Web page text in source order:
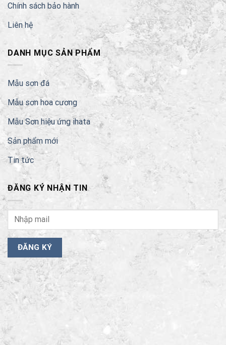
Chính sách bảo hành
Liên hệ
DANH MỤC SẢN PHẨM
Mẫu sơn đá
Mẫu sơn hoa cương
Mẫu Sơn hiệu ứng ihata
Sản phẩm mới
Tin tức
ĐĂNG KÝ NHẬN TIN